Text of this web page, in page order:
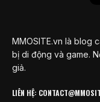
MMOSITE.vn là blog
bị di động và game.
giả.
LIÊN HỆ: